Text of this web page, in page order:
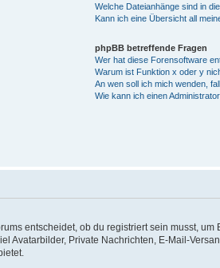
Welche Dateianhänge sind in
Kann ich eine Übersicht all
phpBB betreffende Fragen
Wer hat diese Forensoftware
Warum ist Funktion x oder y
An wen soll ich mich wenden,
Wie kann ich einen
entscheidet, ob du registriert sein musst,
Avatarbilder, Private Nachrichten, E-Mail-